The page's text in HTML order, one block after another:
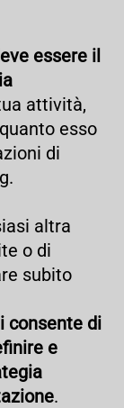
essere il
attività,
esso
di
altra
o di
subito
consente di
e
.